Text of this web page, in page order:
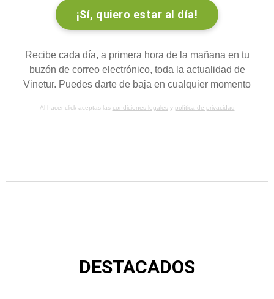
Recibe cada día, a primera hora de la mañana en tu
buzón de correo electrónico, toda la actualidad de
Vinetur. Puedes darte de baja en cualquier momento
Al hacer click aceptas las condiciones legalesy política de privacidad
DESTACADOS